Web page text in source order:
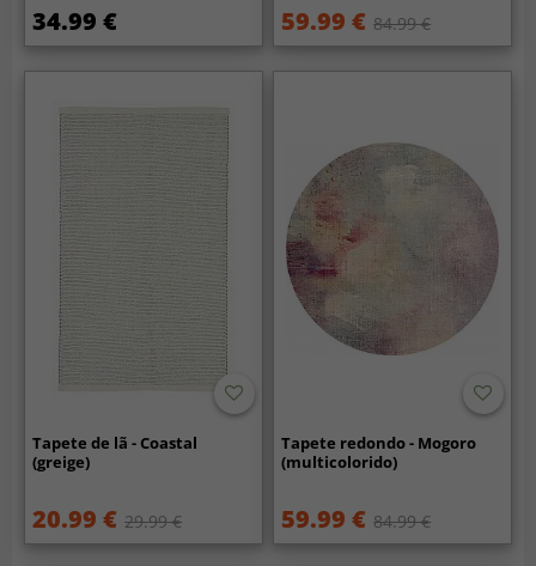
34.99 € 59.99 € 84.99 €
Tapete de lã - Coastal
(greige)
20.99 € 29.99 €
Tapete redondo - Mogoro
(multicolorido)
59.99 € 84.99 €